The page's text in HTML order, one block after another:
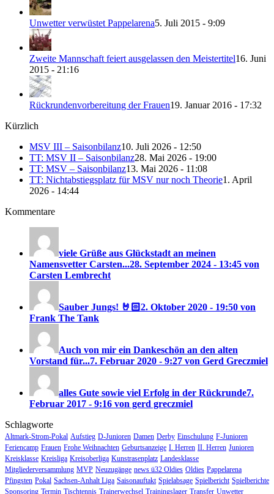
Unwetter verwüstet Pappelarena5. Juli 2015 - 9:09
Zweite Mannschaft feiert ausgelassen den Meistertitel16. Juni
2015 - 21:16
Rückrundenvorbereitung der Frauen19. Januar 2016 - 17:32
Kürzlich
MSV III – Saisonbilanz10. Juli 2026 - 12:50
TT: MSV II – Saisonbilanz28. Mai 2026 - 19:00
TT: MSV – Saisonbilanz13. Mai 2026 - 11:08
TT: Nichtabstiegsplatz für MSV nur noch Theorie1. April
2026 - 14:44
Kommentare
viele Grüße aus Glückstadt an meinen
Namensvetter Carsten...28. September 2024 - 13:45 von
Carsten Lembrecht
Sauber Jungs! 🤘🏻2. Oktober 2020 - 19:50 von
Frank The Tank
Auch von mir ein Dankeschön an den alten
Vorstand für...7. Februar 2020 - 9:27 von Gerd Greczmiel
alles Gute sowie viel Erfolg in der Rückrunde7.
Februar 2017 - 9:16 von gerd greczmiel
Schlagworte
Altmark-Strom-Pokal Aufstieg D-Junioren Damen Derby Einschulung F-Junioren
Feriencamp Frauen Frohe Weihnachten Geburtsanzeige I. Herren II. Herren Junioren
Kreisklasse Kreisliga Kreisoberliga Kunstrasenplatz Landesklasse
Mitgliederversammlung MVP Neuzugänge news ü32 Oldies Oldies Pappelarena
Pfingsten Pokal Sachsen-Anhalt Liga Saisonauftakt Spielabsage Spielbericht Spielberichte
Sponsoring Termin Tischtennis Trainerwechsel Trainingslager Transfer Unwetter